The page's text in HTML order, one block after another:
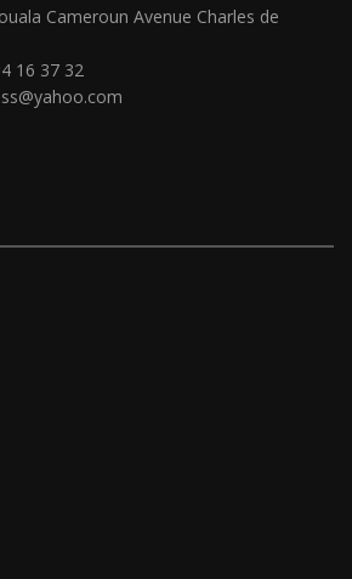
Cameroun Avenue Charles de
16 37 32